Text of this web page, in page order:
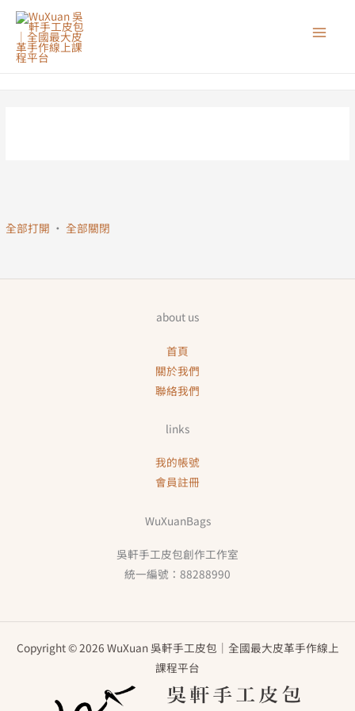
全部打開 · 全部關閉
about us
首頁
關於我們
聯絡我們
links
我的帳號
會員註冊
WuXuanBags
吳軒手工皮包創作工作室
統一編號：88288990
Copyright © 2026 WuXuan 吳軒手工皮包｜全國最大皮革手作線上
課程平台